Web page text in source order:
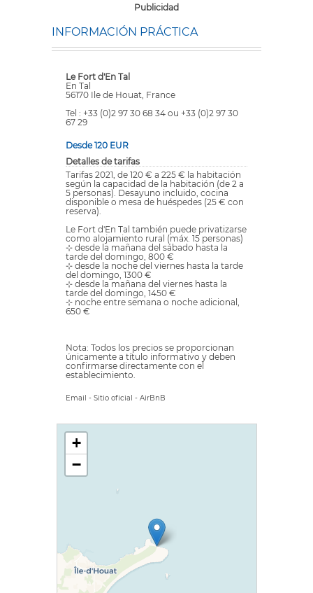
Publicidad
INFORMACIÓN PRÁCTICA
Le Fort d'En Tal
En Tal
56170 Ile de Houat, France
Tel : +33 (0)2 97 30 68 34 ou +33 (0)2 97 30
67 29
Desde 120 EUR
Detalles de tarifas
Tarifas 2021, de 120 € a 225 € la habitación
según la capacidad de la habitación (de 2 a
5 personas). Desayuno incluido, cocina
disponible o mesa de huéspedes (25 € con
reserva).
Le Fort d'En Tal también puede privatizarse
como alojamiento rural (máx. 15 personas)
⊹ desde la mañana del sábado hasta la
tarde del domingo, 800 €
⊹ desde la noche del viernes hasta la tarde
del domingo, 1300 €
⊹ desde la mañana del viernes hasta la
tarde del domingo, 1450 €
⊹ noche entre semana o noche adicional,
650 €
Nota: Todos los precios se proporcionan
únicamente a título informativo y deben
confirmarse directamente con el
establecimiento.
Email - Sitio oficial - AirBnB
+
−